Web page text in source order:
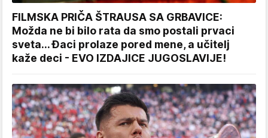
FILMSKA PRIČA ŠTRAUSA SA GRBAVICE:
Možda ne bi bilo rata da smo postali prvaci
sveta... Đaci prolaze pored mene, a učitelj
kaže deci - EVO IZDAJICE JUGOSLAVIJE!